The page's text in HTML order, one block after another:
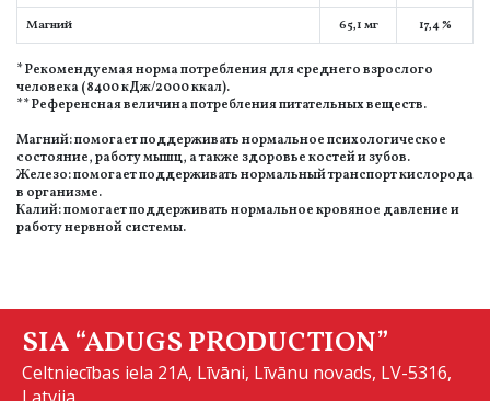
Магний 65,1 мг 17,4 %
* Рекомендуемая норма потребления для среднего взрослого
человека (8400 кДж/2000 ккал).
** Референсная величина потребления питательных веществ.
Магний: помогает поддерживать нормальное психологическое
состояние, работу мышц, а также здоровье костей и зубов.
Железо: помогает поддерживать нормальный транспорт кислорода
в организме.
Калий: помогает поддерживать нормальное кровяное давление и
работу нервной системы.
SIA “ADUGS PRODUCTION”
Celtniecības iela 21A, Līvāni, Līvānu novads, LV-5316,